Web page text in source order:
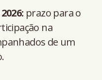
prazo para o
na
de um